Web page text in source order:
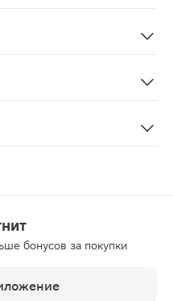
бонусов за покупки